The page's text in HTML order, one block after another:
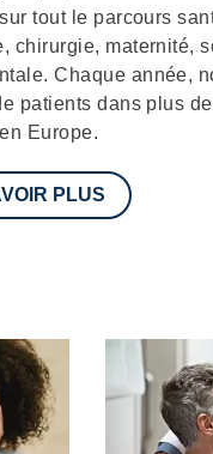
tout le parcours
chirurgie, maternité,
Chaque année,
patients dans plus
Europe.
PLUS